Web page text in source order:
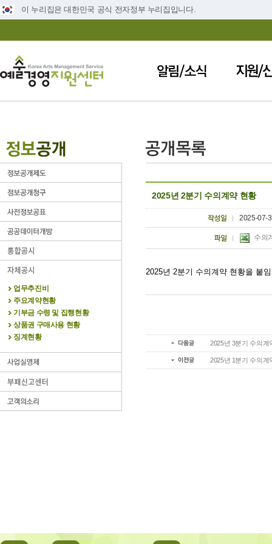
이 누리집은 대한민국 공식 전자정부 누리집입니다.
업무추진비
주요계약현황
기부금 수령 및 집행현황
상품권 구매사용 현황
징계현황
2025년 2분기 수의계약 현황
2025-07-
수의
2025년 2분기 수의계약 현황을 붙
2025년 3분기 수의계
2025년 1분기 수의계